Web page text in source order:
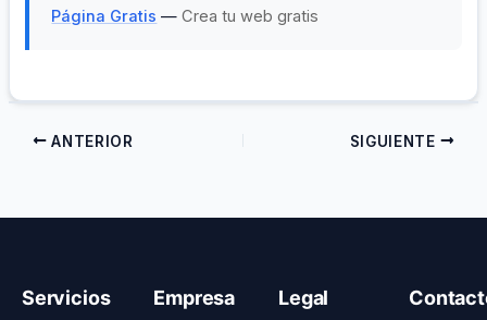
Página Gratis —Crea tu web gratis
ANTERIOR SIGUIENTE
Servicios Empresa Legal